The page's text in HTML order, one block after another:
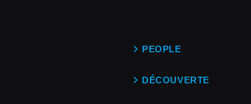
PEOPLE
DÉCOUVERTE